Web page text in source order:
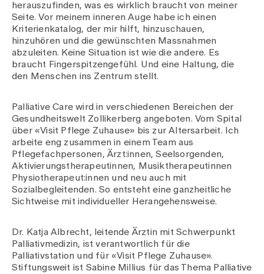
Kontakt
Babygalerie
Blog
Medien
Publikationen
herauszufinden, was es wirklich braucht von meiner
Seite. Vor meinem inneren Auge habe ich einen
Kriterienkatalog, der mir hilft, hinzuschauen,
hinzuhören und die gewünschten Massnahmen
abzuleiten. Keine Situation ist wie die andere. Es
braucht Fingerspitzengefühl. Und eine Haltung, die
den Menschen ins Zentrum stellt.
Palliative Care wird in verschiedenen Bereichen der
Gesundheitswelt Zollikerberg angeboten. Vom Spital
über «Visit Pflege Zuhause» bis zur Altersarbeit. Ich
arbeite eng zusammen in einem Team aus
Pflegefachpersonen, Ärzt:innen, Seelsorgenden,
Aktivierungstherapeutinnen, Musiktherapeutinnen
Physiotherapeut:innen und neu auch mit
Sozialbegleitenden. So entsteht eine ganzheitliche
Sichtweise mit individueller Herangehensweise.
Dr. Katja Albrecht, leitende Ärztin mit Schwerpunkt
Palliativmedizin, ist verantwortlich für die
Palliativstation und für «Visit Pflege Zuhause».
Stiftungsweit ist Sabine Millius für das Thema Palliative